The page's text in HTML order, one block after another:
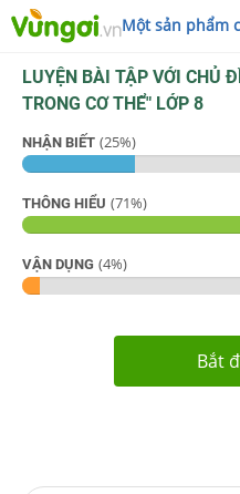
Một sản phẩm
LUYỆN BÀI TẬP VỚI CHỦ
TRONG CƠ THỂ" LỚP 8
NHẬN BIẾT (25%)
THÔNG HIỂU (71%)
VẬN DỤNG (4%)
Bắt